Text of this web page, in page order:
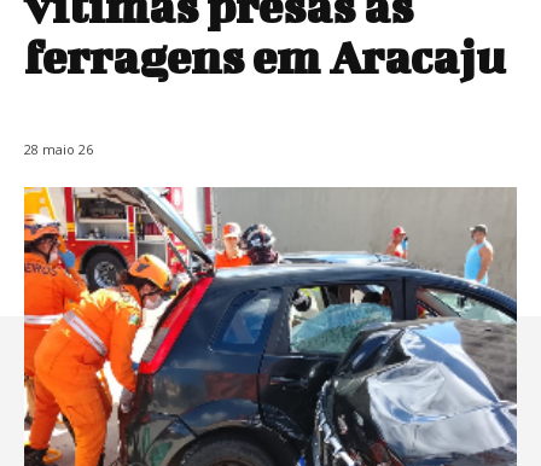
ferragens em Aracaju
28 maio 26